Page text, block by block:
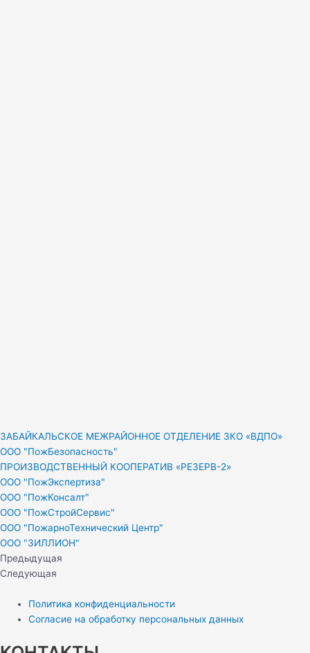
ЗАБАЙКАЛЬСКОЕ МЕЖРАЙОННОЕ ОТДЕЛЕНИЕ ЗКО «ВДПО»
ООО "ПожБезопасность"
ПРОИЗВОДСТВЕННЫЙ КООПЕРАТИВ «РЕЗЕРВ-2»
ООО "ПожЭкспертиза"
ООО "ПожКонсалт"
ООО "ПожСтройСервис"
ООО "ПожарноТехнический Центр"
ООО "ЗИЛЛИОН"
Предыдущая
Следующая
Политика конфиденциальности
Согласие на обработку персональных данных